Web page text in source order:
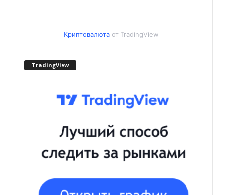
Криптовалютаот TradingView
TradingView